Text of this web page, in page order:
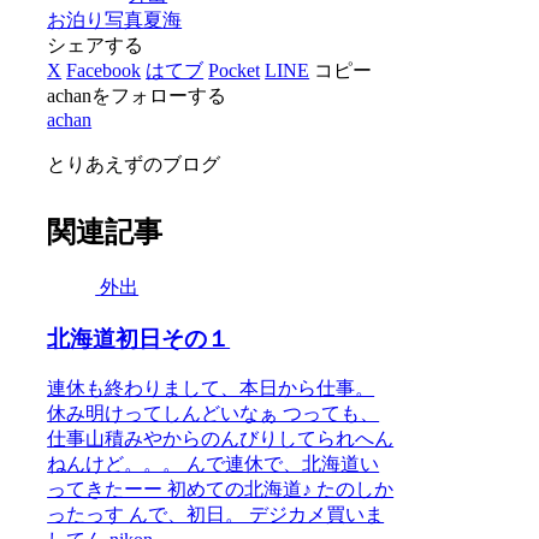
有
お泊り写真夏海
シェアする
X Facebook はてブ Pocket LINE コピー
achanをフォローする
achan
とりあえずのブログ
関連記事
外出
北海道初日その１
連休も終わりまして、本日から仕事。
休み明けってしんどいなぁ つっても、
仕事山積みやからのんびりしてられへん
ねんけど。。。 んで連休で、北海道い
ってきたーー 初めての北海道♪ たのしか
ったっす んで、初日。 デジカメ買いま